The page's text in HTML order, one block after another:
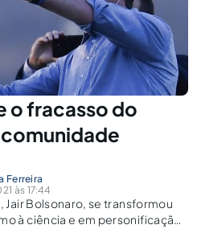
o fracasso do
Ferreira
às 17:44
Jair Bolsonaro, se transformou
à ciência e em personificação